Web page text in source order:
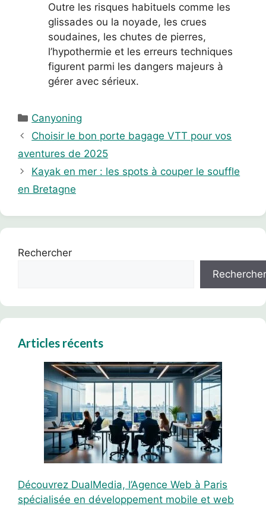
Outre les risques habituels comme les
glissades ou la noyade, les crues
soudaines, les chutes de pierres,
l’hypothermie et les erreurs techniques
figurent parmi les dangers majeurs à
gérer avec sérieux.
Catégories
Canyoning
Choisir le bon porte bagage VTT pour vos
aventures de 2025
Kayak en mer : les spots à couper le souffle
en Bretagne
Rechercher
Rechercher
Articles récents
Découvrez DualMedia, l’Agence Web à Paris
spécialisée en développement mobile et web